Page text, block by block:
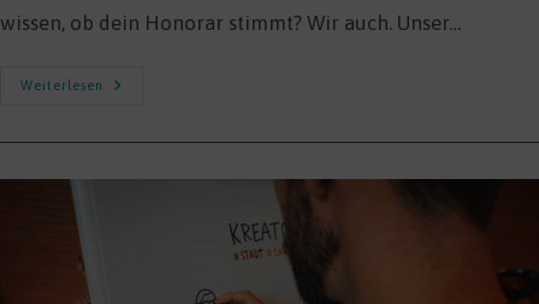
wissen, ob dein Honorar stimmt? Wir auch. Unser…
Weiterlesen
Fair